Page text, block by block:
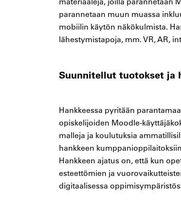
parannetaan muun muassa
mobiilin käytön näkökulmista.
lähestymistapoja, mm. VR, AR,
Suunnitellut tuotokset ja
Hankkeessa pyritään
opiskelijoiden Moodle-
malleja ja koulutuksia
hankkeen
Hankkeen ajatus on, että kun
esteettömien ja
digitaalisessa